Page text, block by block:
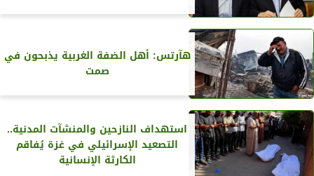
هآرتس: أهل الضفة الغربية يذبحون في
صمت
استهداف النازحين والمنشآت المدنية..
التصعيد الإسرائيلي في غزة يُفاقم
الكارثة الإنسانية